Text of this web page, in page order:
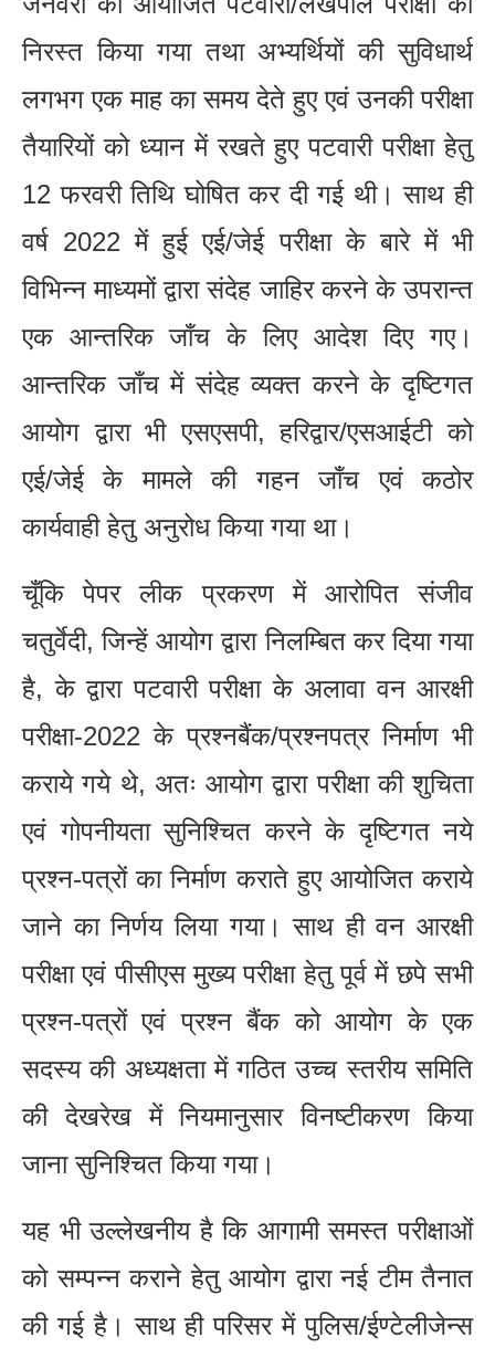
निरस्त किया गया तथा अभ्यर्थियों की सुविधार्थ
लगभग एक माह का समय देते हुए एवं उनकी परीक्षा
तैयारियों को ध्यान में रखते हुए पटवारी परीक्षा हेतु
12 फरवरी तिथि घोषित कर दी गई थी। साथ ही
वर्ष 2022 में हुई एई/जेई परीक्षा के बारे में भी
विभिन्न माध्यमों द्वारा संदेह जाहिर करने के उपरान्त
एक आन्तरिक जाँच के लिए आदेश दिए गए।
आन्तरिक जाँच में संदेह व्यक्त करने के दृष्टिगत
आयोग द्वारा भी एसएसपी, हरिद्वार/एसआईटी को
एई/जेई के मामले की गहन जाँच एवं कठोर
कार्यवाही हेतु अनुरोध किया गया था।
चूँकि पेपर लीक प्रकरण में आरोपित संजीव
चतुर्वेदी, जिन्हें आयोग द्वारा निलम्बित कर दिया गया
है, के द्वारा पटवारी परीक्षा के अलावा वन आरक्षी
परीक्षा-2022 के प्रश्नबैंक/प्रश्नपत्र निर्माण भी
कराये गये थे, अतः आयोग द्वारा परीक्षा की शुचिता
एवं गोपनीयता सुनिश्चित करने के दृष्टिगत नये
प्रश्न-पत्रों का निर्माण कराते हुए आयोजित कराये
जाने का निर्णय लिया गया। साथ ही वन आरक्षी
परीक्षा एवं पीसीएस मुख्य परीक्षा हेतु पूर्व में छपे सभी
प्रश्न-पत्रों एवं प्रश्न बैंक को आयोग के एक
सदस्य की अध्यक्षता में गठित उच्च स्तरीय समिति
की देखरेख में नियमानुसार विनष्टीकरण किया
जाना सुनिश्चित किया गया।
यह भी उल्लेखनीय है कि आगामी समस्त परीक्षाओं
को सम्पन्न कराने हेतु आयोग द्वारा नई टीम तैनात
की गई है। साथ ही परिसर में पुलिस/ईण्टेलीजेन्स